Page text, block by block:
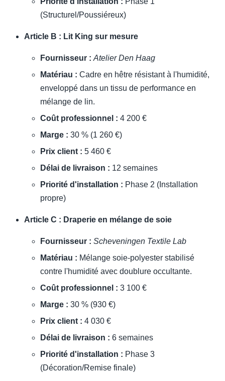
(Structurel/Poussiéreux)
Article B : Lit King sur mesure
Fournisseur : Atelier Den Haag
Matériau : Cadre en hêtre résistant à l'humidité,
enveloppé dans un tissu de performance en
mélange de lin.
Coût professionnel : 4 200 €
Marge : 30 % (1 260 €)
Prix client : 5 460 €
Délai de livraison : 12 semaines
Priorité d'installation : Phase 2 (Installation
propre)
Article C : Draperie en mélange de soie
Fournisseur : Scheveningen Textile Lab
Matériau : Mélange soie-polyester stabilisé
contre l'humidité avec doublure occultante.
Coût professionnel : 3 100 €
Marge : 30 % (930 €)
Prix client : 4 030 €
Délai de livraison : 6 semaines
Priorité d'installation : Phase 3
(Décoration/Remise finale)